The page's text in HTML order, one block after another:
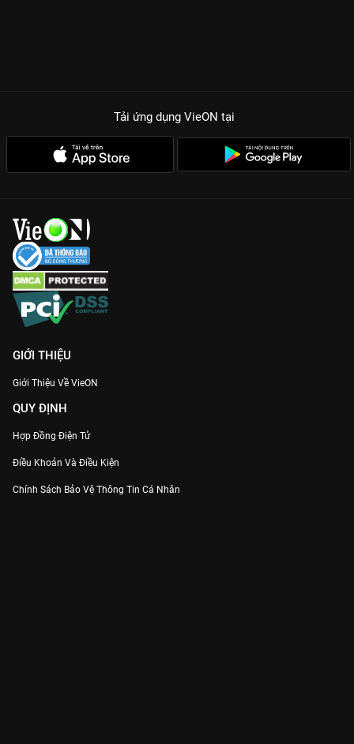
Tải ứng dụng VieON tại
GIỚI THIỆU
Giới Thiệu Về VieON
QUY ĐỊNH
Hợp Đồng Điện Tử
Điều Khoản Và Điều Kiện
Chính Sách Bảo Vệ Thông Tin Cá Nhân